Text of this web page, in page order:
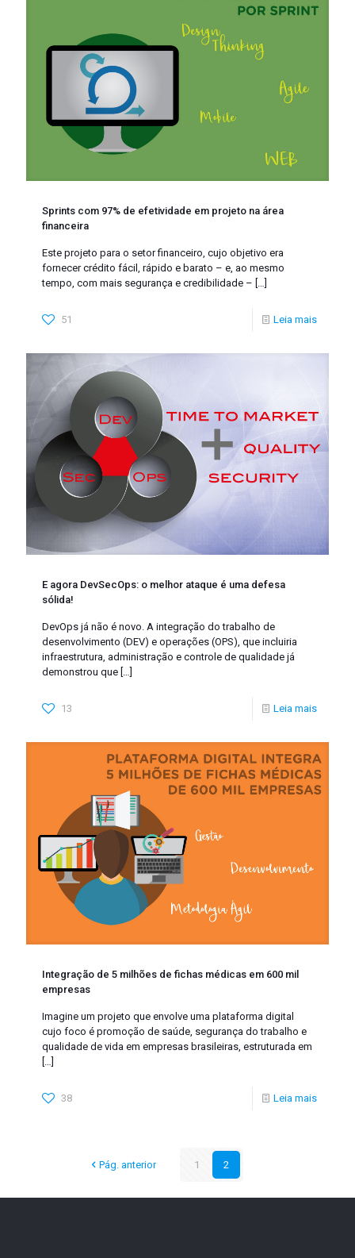
Sprints com 97% de efetividade em projeto na área
financeira
Este projeto para o setor financeiro, cujo objetivo era
fornecer crédito fácil, rápido e barato – e, ao mesmo
tempo, com mais segurança e credibilidade – […]
51 Leia mais
E agora DevSecOps: o melhor ataque é uma defesa
sólida!
DevOps já não é novo. A integração do trabalho de
desenvolvimento (DEV) e operações (OPS), que incluiria
infraestrutura, administração e controle de qualidade já
demonstrou que […]
13 Leia mais
Integração de 5 milhões de fichas médicas em 600 mil
empresas
Imagine um projeto que envolve uma plataforma digital
cujo foco é promoção de saúde, segurança do trabalho e
qualidade de vida em empresas brasileiras, estruturada em
38 Leia mais
Pág. anterior 1 2